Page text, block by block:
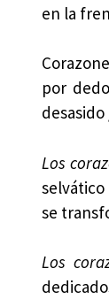
en la
por
desasido
Los
selvático
se
Los